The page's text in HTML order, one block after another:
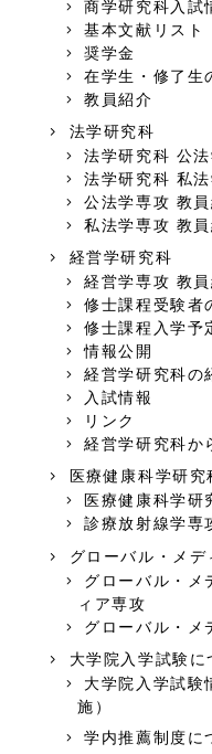
商学研究科入試
基本文献リスト
奨学金
在学生・修了生
教員紹介
法学研究科
法学研究科 公
法学研究科 私
公法学専攻 教
私法学専攻 教
経営学研究科
経営学専攻 教
修士課程受験者
修士課程入学予
情報公開
経営学研究科の
入試情報
リンク
経営学研究科か
医療健康科学研究
医療健康科学研
診療放射線学専
グローバル・メデ
グローバル・メ
ィア専攻
グローバル・メ
大学院入学試験に
大学院入学試
施）
学内推薦制度に